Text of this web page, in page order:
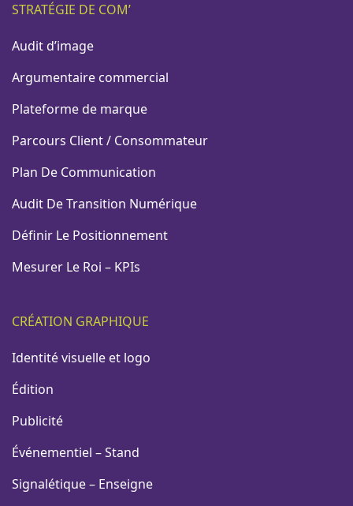
STRATÉGIE DE COM’
Audit d’image
Argumentaire commercial
Plateforme de marque
Parcours Client / Consommateur
Plan De Communication
Audit De Transition Numérique
Définir Le Positionnement
Mesurer Le Roi – KPIs
CRÉATION GRAPHIQUE
Identité visuelle et logo
Édition
Publicité
Événementiel – Stand
Signalétique – Enseigne